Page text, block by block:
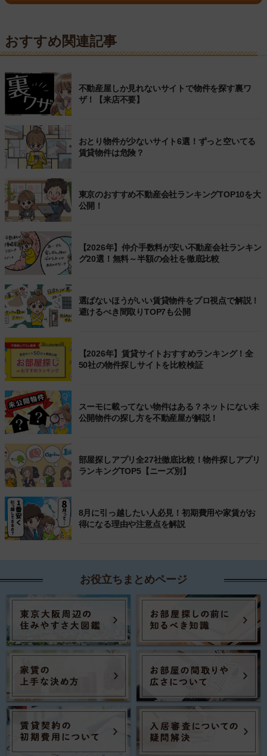
おすすめ関連記事
不動産屋しか見れないサイトで物件を探す裏ワ
ザ！【来店不要】
おとり物件が少ないサイト6選！ずっと空いてる
賃貸物件は危険？
東京のおすすめ不動産会社ランキングTOP10を大
公開！
【2026年】仲介手数料が安い不動産会社ランキン
グ20選！無料～半額の会社を徹底比較
選ばないほうがいい賃貸物件をプロ視点で解説！
避けるべき間取りTOP7も公開
【2026年】賃貸サイトおすすめランキング！全
50社の物件探しサイトを比較検証
スーモに載ってない物件はある？ネットにない未
公開物件の探し方を不動産屋が解説！
部屋探しアプリ全27社徹底比較！物件探しアプリ
ランキングTOP5【ニーズ別】
8月に引っ越したい人必見！初期費用や家賃がお
得になる理由や注意点を解説
お役立ちまとめページ